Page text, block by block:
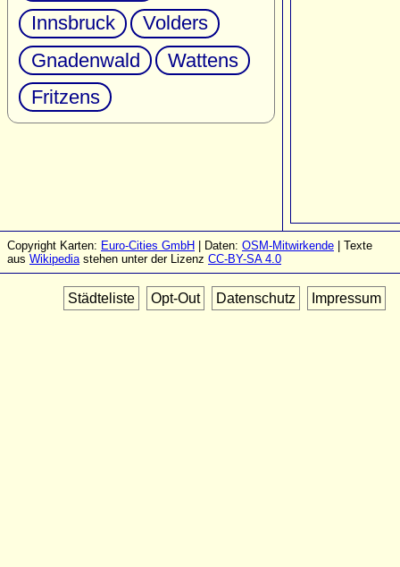
Innsbruck
Volders
Gnadenwald
Wattens
Fritzens
Copyright Karten: Euro-Cities GmbH | Daten: OSM-Mitwirkende | Texte
aus Wikipediastehen unter der Lizenz CC-BY-SA 4.0
Städteliste Opt-Out Datenschutz Impressum